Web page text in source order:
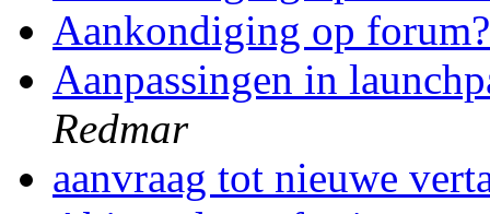
Aankondiging op
Aanpassingen in
Redmar
aanvraag tot nieuwe